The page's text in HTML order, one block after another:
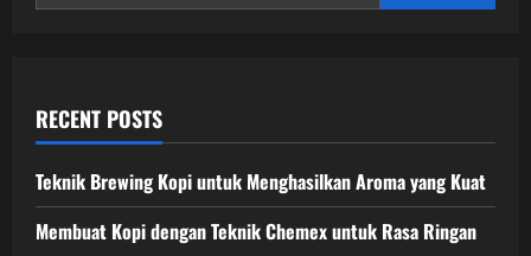
RECENT POSTS
Teknik Brewing Kopi untuk Menghasilkan Aroma yang Kuat
Membuat Kopi dengan Teknik Chemex untuk Rasa Ringan